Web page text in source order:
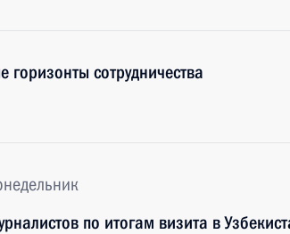
горизонты сотрудничества
по итогам визита в